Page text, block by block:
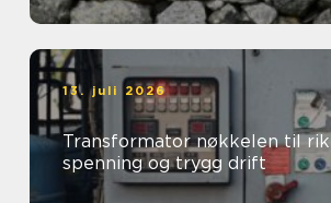
13. juli 2026
Transformator nøkkelen til riktig
spenning og trygg drift